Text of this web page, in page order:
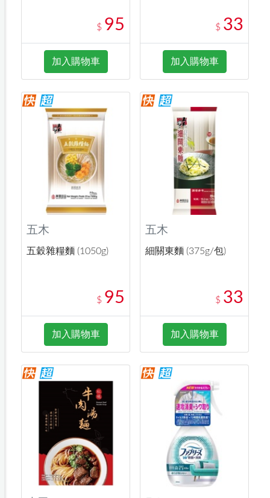
$ 95
加入購物車
$ 33
加入購物車
五木
五穀雜糧麵 (1050g)
$ 95
加入購物車
五木
細關東麵 (375g/包)
$ 33
加入購物車